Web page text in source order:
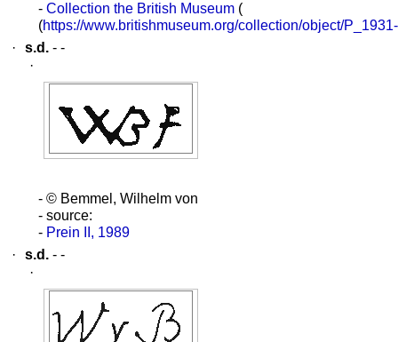
- Collection the British Museum (
(https://www.britishmuseum.org/collection/object/
·
s.d. - -
·
- © Bemmel, Wilhelm von
- source:
- Prein II, 1989
·
s.d. - -
·